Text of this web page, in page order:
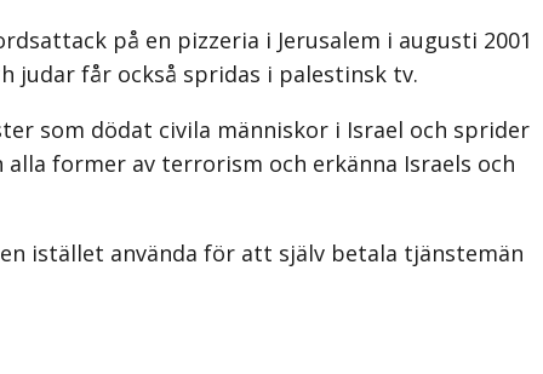
på en pizzeria i Jerusalem i augusti 2001
judar får också spridas i palestinsk tv.
som dödat civila människor i Israel och sprider
former av terrorism och erkänna Israels och
istället använda för att själv betala tjänstemän